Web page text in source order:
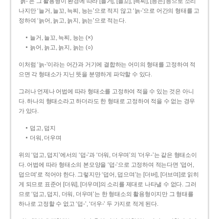
나지만 ‘늘거, 늘꼬, 늑찌, 능는’으로 적지 않고 ‘늙-’으로 어간의 형태를 고
정하여 ‘늙어, 늙고, 늙지, 늙는’으로 적는다.
늘거, 늘꼬, 늑찌, 능는 (×)
늙어, 늙고, 늙지, 늙는 (○)
이처럼 ‘늙-­’이라는 어간과 거기에 결합하는 어미의 형태를 고정하여 적
으면 각 형태소가 지닌 뜻을 분명하게 파악할 수 있다.
그러나 언제나 어법에 따라 형태소를 고정하여 적을 수 있는 것은 아니
다. 하나의 형태소라고 하더라도 한 형태로 고정하여 적을 수 없는 경우
가 있다.
덥고, 덥지
더워, 더우며
위의 ‘덥고, 덥지’에서의 ‘덥-­’과 ‘더워, 더우며’의 ‘더우-­’는 같은 형태소이
다. 어법에 따라 형태소의 본모양을 ‘덥-­’으로 고정하여 적는다면 ‘덥어,
덥으며’로 적어야 한다. 그렇지만 ‘덥어, 덥으며’는 [더버], [더브며]로 읽히
게 되므로 표준어 [더워], [더우며]의 소리를 제대로 나타낼 수 없다. 그러
므로 ‘덥고, 덥지, 더워, 더우며’는 한 형태소의 활용형이지만 그 형태를
하나로 고정할 수 없고 ‘덥-’, ‘더우-’ 두 가지로 적게 된다.